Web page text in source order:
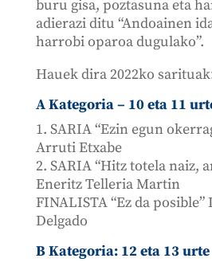
buru gisa, poztasuna eta
adierazi ditu “Andoainen
harrobi oparoa dugulako”.
Hauek dira 2022ko
A Kategoria – 10 eta 11
1. SARIA “Ezin egun
Arruti Etxabe
2. SARIA “Hitz totela naiz,
Eneritz Telleria Martin
FINALISTA “Ez da
Delgado
B Kategoria: 12 eta 13 urte